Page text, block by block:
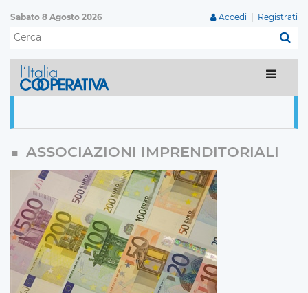
Sabato 8 Agosto 2026 Accedi Registrati
ASSOCIAZIONI IMPRENDITORIALI